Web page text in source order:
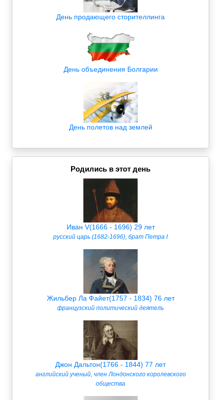
День продающего сторителлинга
День объединения Болгарии
День полетов над землей
Родились в этот день
Иван V(1666 - 1696) 29 лет
русский царь (1682-1696), брат Петра I
Жильбер Ла Файет(1757 - 1834) 76 лет
французский политический деятель
Джон Дальтон(1766 - 1844) 77 лет
английский ученый, член Лондонского королевского
общества